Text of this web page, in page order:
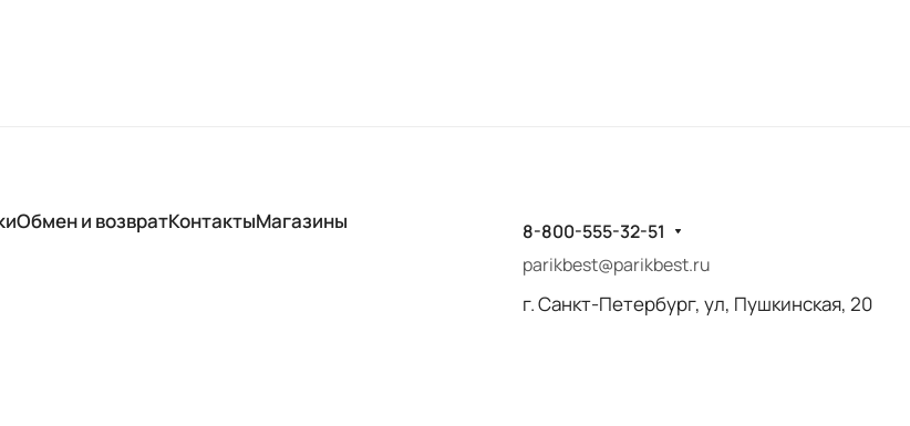
Обмен и возвратКонтактыМагазины
8-800-555-32-51
parikbest@parikbest.ru
г. Санкт-Петербург, ул, Пушкинская, 20